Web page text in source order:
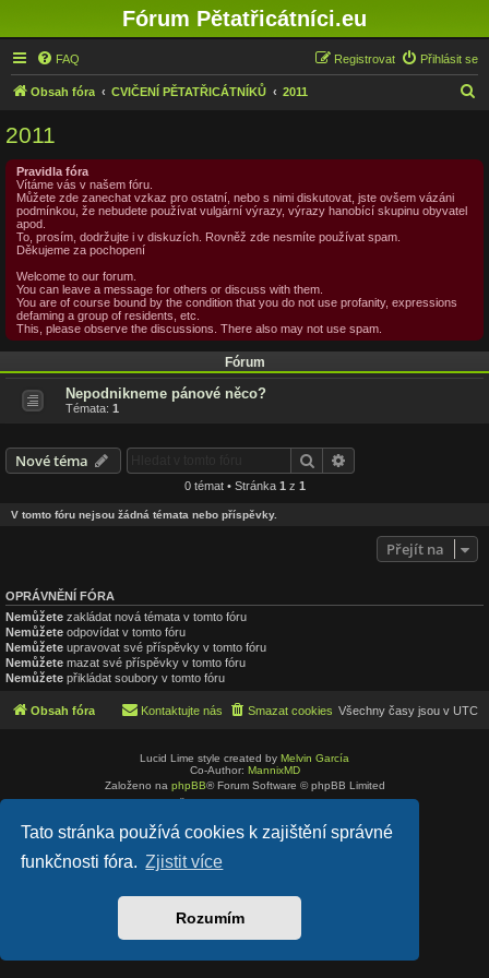
Tato stránka používá cookies k zajištění správné
funkčnosti fóra. Zjistit více
Rozumím
Fórum Pětatřicátníci.eu
FAQ Přihlásit se
Registrovat
Obsah fóra CVIČENÍ PĚTATŘICÁTNÍKŮ 2011
d
2011
Pravidla fóra
Vítáme vás v našem fóru.
Můžete zde zanechat vzkaz pro ostatní, nebo s nimi diskutovat, jste ovšem vázáni
podmínkou, že nebudete používat vulgární výrazy, výrazy hanobící skupinu obyvatel
apod.
To, prosím, dodržujte i v diskuzích. Rovněž zde nesmíte používat spam.
Děkujeme za pochopení
Welcome to our forum.
You can leave a message for others or discuss with them.
You are of course bound by the condition that you do not use profanity, expressions
defaming a group of residents, etc.
This, please observe the discussions. There also may not use spam.
Fórum
Nepodnikneme pánové něco?
Témata: 1
Nové téma Hledat
0 témat • Stránka 1 z 1
V tomto fóru nejsou žádná témata nebo příspěvky.
Přejít na
OPRÁVNĚNÍ FÓRA
Nemůžete zakládat nová témata v tomto fóru
Nemůžete odpovídat v tomto fóru
Nemůžete upravovat své příspěvky v tomto fóru
Nemůžete mazat své příspěvky v tomto fóru
Nemůžete přikládat soubory v tomto fóru
Obsah fóra Všechny časy jsou v UTC
Smazat cookies
Kontaktujte nás
Lucid Lime style created by Melvin García
Co-Author: MannixMD
Založeno na phpBB® Forum Software © phpBB Limited
Soukromí
Podmínky